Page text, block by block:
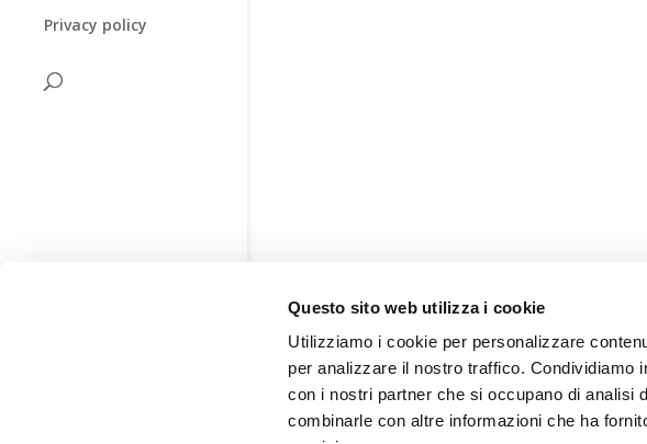
Questo sito web utilizza i cookie
Utilizziamo i cookie per personalizzare
per analizzare il nostro traffico. Condividiamo
con i nostri partner che si occupano di analisi
combinarle con altre informazioni che ha
Privacy policy